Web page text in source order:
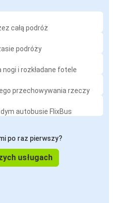
całą podróż
podróży
i rozkładane fotele
przechowywania rzeczy
autobusie FlixBus
po raz pierwszy?
usługach